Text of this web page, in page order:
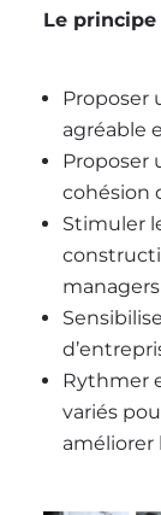
Le principe
Proposer
agréable
Proposer
cohésion
Stimuler
managers
Rythmer
variés
améliorer